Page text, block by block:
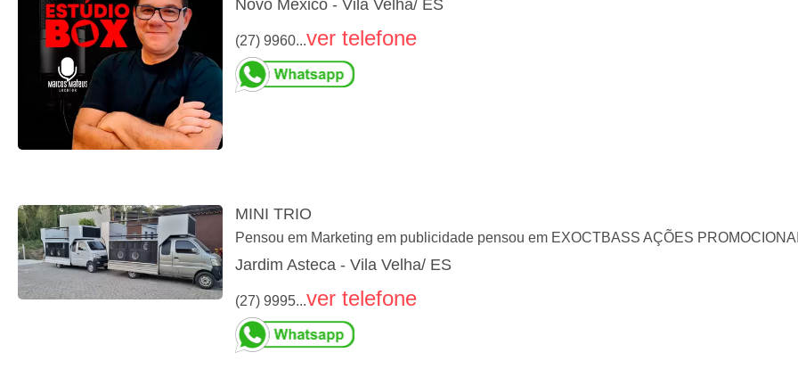
Novo México - Vila Velha/ ES
(27) 9960...ver telefone
MINI TRIO
Pensou em Marketing em publicidade pensou em EXOCTBASS AÇÕES
Jardim Asteca - Vila Velha/ ES
(27) 9995...ver telefone